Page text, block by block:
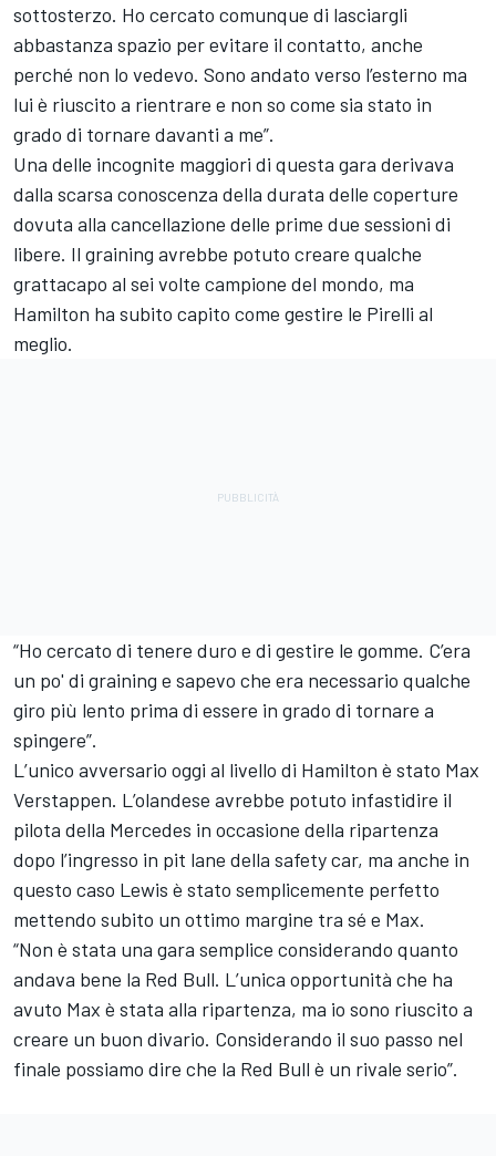
sottosterzo. Ho cercato comunque di lasciargli
abbastanza spazio per evitare il contatto, anche
perché non lo vedevo. Sono andato verso l’esterno ma
lui è riuscito a rientrare e non so come sia stato in
grado di tornare davanti a me”.
Una delle incognite maggiori di questa gara derivava
dalla scarsa conoscenza della durata delle coperture
dovuta alla cancellazione delle prime due sessioni di
libere. Il graining avrebbe potuto creare qualche
grattacapo al sei volte campione del mondo, ma
Hamilton ha subito capito come gestire le Pirelli al
meglio.
“Ho cercato di tenere duro e di gestire le gomme. C’era
un po' di graining e sapevo che era necessario qualche
giro più lento prima di essere in grado di tornare a
spingere”.
L’unico avversario oggi al livello di Hamilton è stato Max
Verstappen. L’olandese avrebbe potuto infastidire il
pilota della Mercedes in occasione della ripartenza
dopo l’ingresso in pit lane della safety car, ma anche in
questo caso Lewis è stato semplicemente perfetto
mettendo subito un ottimo margine tra sé e Max.
“Non è stata una gara semplice considerando quanto
andava bene la Red Bull. L’unica opportunità che ha
avuto Max è stata alla ripartenza, ma io sono riuscito a
creare un buon divario. Considerando il suo passo nel
finale possiamo dire che la Red Bull è un rivale serio”.